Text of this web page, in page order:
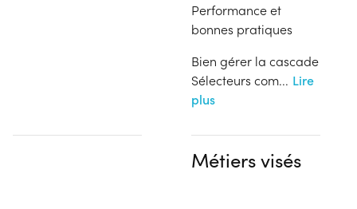
Performance et
bonnes pratiques
Bien gérer la cascade
Sélecteurs com... Lire
plus
Métiers visés